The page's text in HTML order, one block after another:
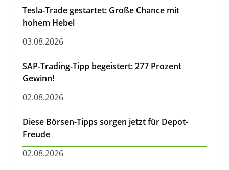
Tesla-Trade gestartet: Große Chance mit
hohem Hebel
03.08.2026
SAP-Trading-Tipp begeistert: 277 Prozent
Gewinn!
02.08.2026
Diese Börsen-Tipps sorgen jetzt für Depot-
Freude
02.08.2026